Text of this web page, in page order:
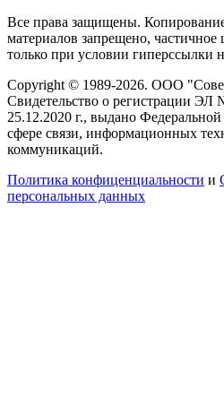
Все права защищены.
материалов запрещено,
только при условии гиперссылки
Copyright © 1989-2026. ООО
Свидетельство о регистрации
25.12.2020 г., выдано
сфере связи, информационных
коммуникаций.
Политика конфиценциальности и
персональных данных